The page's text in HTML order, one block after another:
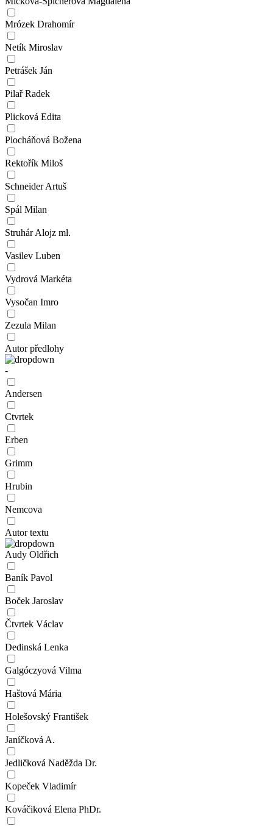
Mrózek Drahomír
Netík Miroslav
Petrášek Ján
Pilař Radek
Plicková Edita
Plocháňová Božena
Rektořík Miloš
Schneider Artuš
Spál Milan
Struhár Alojz ml.
Vasilev Luben
Vydrová Markéta
Vysočan Imro
Zezula Milan
Autor předlohy
-
Andersen
Ctvrtek
Erben
Grimm
Hrubin
Nemcova
Autor textu
Audy Oldřich
Baník Pavol
Boček Jaroslav
Čtvrtek Václav
Dedinská Lenka
Galgóczyová Vilma
Haštová Mária
Holešovský František
Janíčková A.
Jedličková Naděžda Dr.
Kopeček Vladimír
Kováčiková Elena PhDr.